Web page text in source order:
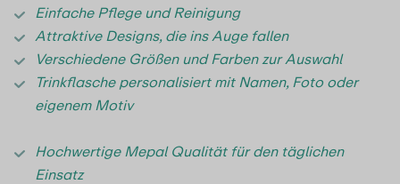
Einfache Pflege und Reinigung
Attraktive Designs, die ins Auge fallen
Verschiedene Größen und Farben zur Auswahl
Trinkflasche personalisiert mit Namen, Foto oder
eigenem Motiv
Hochwertige Mepal Qualität für den täglichen
Einsatz